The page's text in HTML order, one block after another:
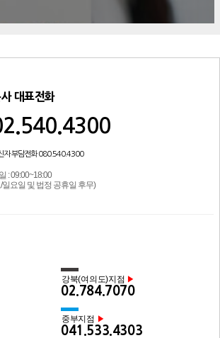
대표전화
자 부담전화 080.540.4300
: 09:00~18:00
일요일 및 법정 공휴일 후무)
강북(여의도)지점 ▶
02.784.7070
중부지점 ▶
041.533.4303